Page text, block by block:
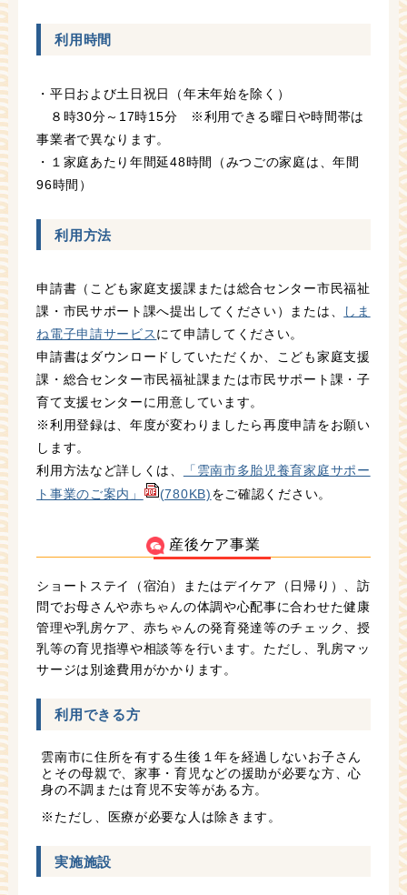
利用時間
・平日および土日祝日（年末年始を除く）
８時30分～17時15分 ※利用できる曜日や時間帯は
事業者で異なります。
・１家庭あたり年間延48時間（みつごの家庭は、年間
96時間）
利用方法
申請書（こども家庭支援課または総合センター市民福祉
課・市民サポート課へ提出してください）または、
しま
ね電子申請サービスにて申請してください。
申請書はダウンロードしていただくか、こども家庭支援
課・総合センター市民福祉課または市民サポート課・子
育て支援センターに用意しています。
※利用登録は、年度が変わりましたら再度申請をお願い
します。
利用方法など詳しくは、
「雲南市多胎児養育家庭サポー
ト事業のご案内」
(780KB)をご確認ください。
産後ケア事業
ショートステイ（宿泊）またはデイケア（日帰り）、訪
問でお母さんや赤ちゃんの体調や心配事に合わせた健康
管理や乳房ケア、赤ちゃんの発育発達等のチェック、授
乳等の育児指導や相談等を行います。ただし、乳房マッ
サージは別途費用がかかります。
利用できる方
雲南市に住所を有する生後１年を経過しないお子さん
とその母親で、家事・育児などの援助が必要な方、心
身の不調または育児不安等がある方。
※ただし、医療が必要な人は除きます。
実施施設